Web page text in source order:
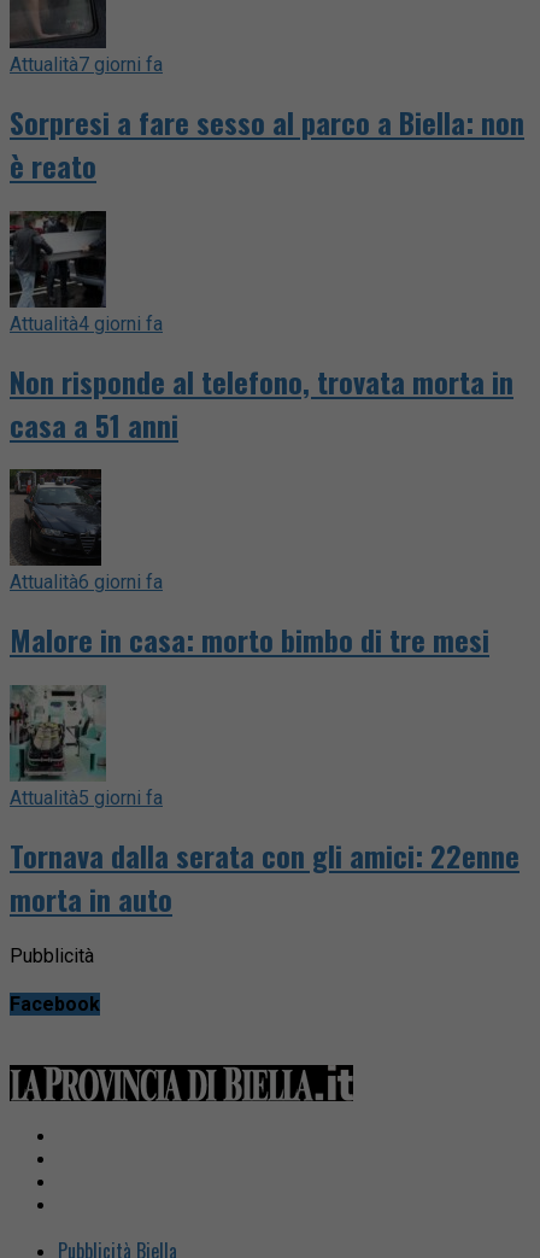
Attualità7 giorni fa
Sorpresi a fare sesso al parco a Biella: non
è reato
Attualità4 giorni fa
Non risponde al telefono, trovata morta in
casa a 51 anni
Attualità6 giorni fa
Malore in casa: morto bimbo di tre mesi
Attualità5 giorni fa
Tornava dalla serata con gli amici: 22enne
morta in auto
Pubblicità
Facebook
Pubblicità Biella